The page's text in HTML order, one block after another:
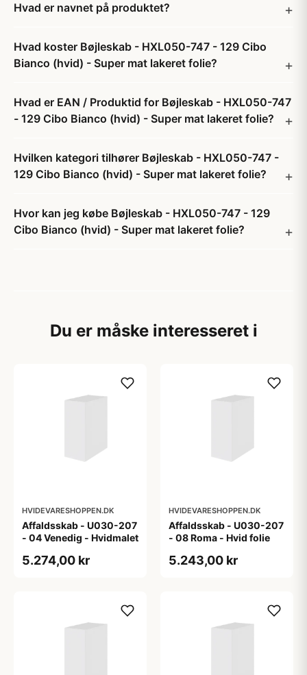
Hvad er navnet på produktet?
Hvad koster Bøjleskab - HXL050-747 - 129 Cibo
Bianco (hvid) - Super mat lakeret folie?
Hvad er EAN / Produktid for Bøjleskab - HXL050-747
- 129 Cibo Bianco (hvid) - Super mat lakeret folie?
Hvilken kategori tilhører Bøjleskab - HXL050-747 -
129 Cibo Bianco (hvid) - Super mat lakeret folie?
Hvor kan jeg købe Bøjleskab - HXL050-747 - 129
Cibo Bianco (hvid) - Super mat lakeret folie?
Du er måske interesseret i
HVIDEVARESHOPPEN.DK
Affaldsskab - U030-207
- 04 Venedig - Hvidmalet
5.274,00 kr
HVIDEVARESHOPPEN.DK
Affaldsskab - U030-207
- 08 Roma - Hvid folie
5.243,00 kr